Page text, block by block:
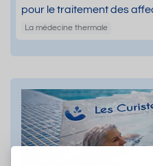
pour le traitement des
La médecine thermale